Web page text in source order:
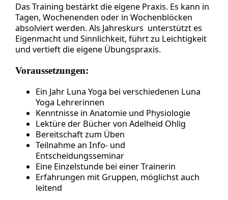
Das Training bestärkt die eigene Praxis. Es kann in
Tagen, Wochenenden oder in Wochenblöcken
absolviert werden. Als Jahreskurs unterstützt es
Eigenmacht und Sinnlichkeit, führt zu Leichtigkeit
und vertieft die eigene Übungspraxis.
Voraussetzungen:
Ein Jahr Luna Yoga bei verschiedenen Luna
Yoga Lehrerinnen
Kenntnisse in Anatomie und Physiologie
Lektüre der Bücher von Adelheid Ohlig
Bereitschaft zum Üben
Teilnahme an Info- und
Entscheidungsseminar
Eine Einzelstunde bei einer Trainerin
Erfahrungen mit Gruppen, möglichst auch
leitend